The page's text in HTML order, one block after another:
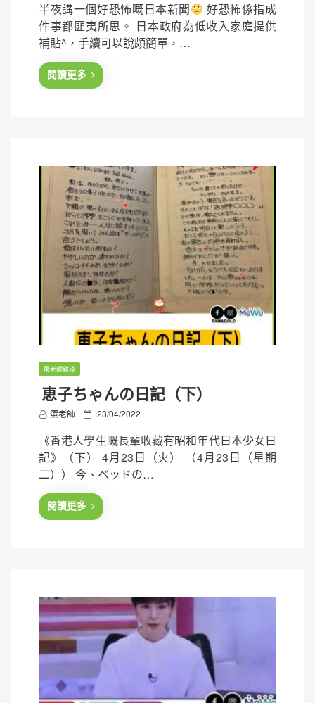
s
t
e
d
半夜講一個好恐怖嘅日本新聞
好恐怖係指成
件事都匪夷所思。 日本政府為低收入家庭提供
補貼^，手續可以說頗簡單，…
閱讀更多
蛋老師雜談
恵子ちゃんの日記（下）
蛋老師
P
s
e
d
23/04/2022
《香港人學生嘅長輩收藏有昭和年代日本少女日
記》（下） 4月23日（火） （4月23日（星期
二）） 今、ベッドの…
閱讀更多